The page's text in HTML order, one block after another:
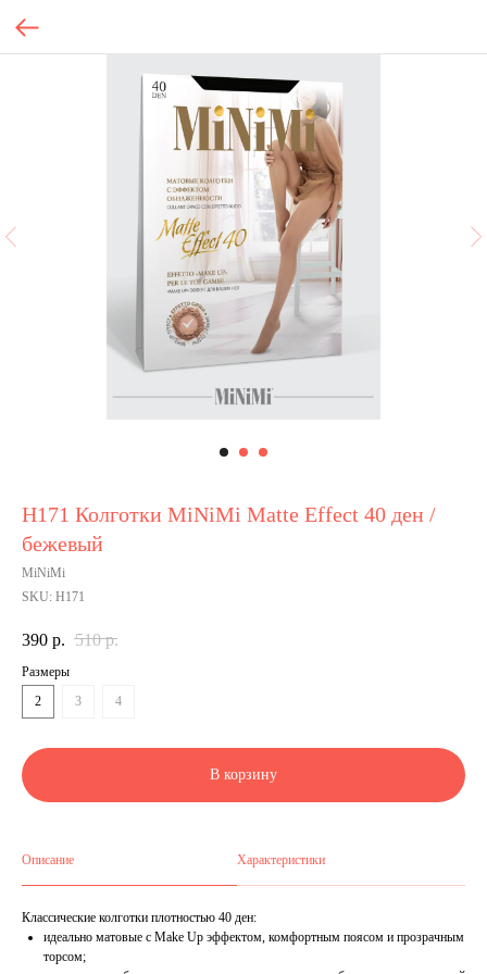
Н171 Колготки MiNiMi Matte Effect 40 ден /
бежевый
MiNiMi
SKU: Н171
390 р. 510 р.
Размеры
2
3 4
В корзину
Описание Характеристики
Классические колготки плотностью 40 ден:
идеально матовые с Make Up эффектом, комфортным поясом и прозрачным
торсом;